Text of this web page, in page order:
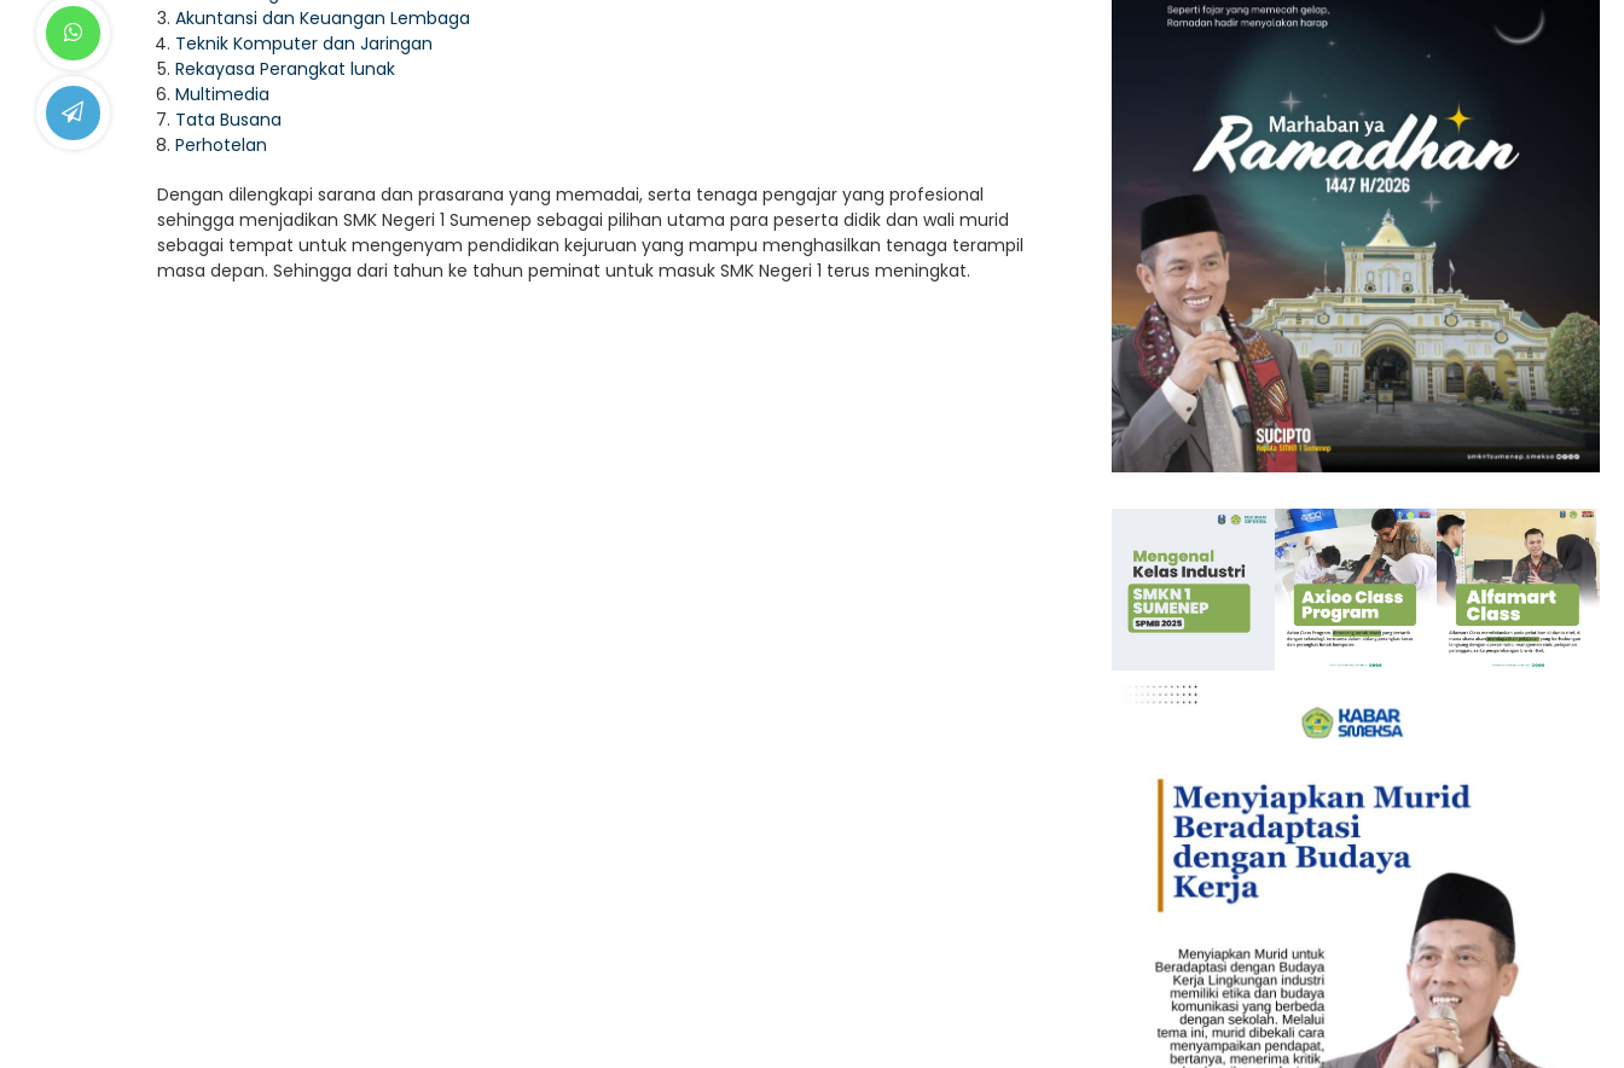
Akuntansi dan Keuangan Lembaga
Teknik Komputer dan Jaringan
Rekayasa Perangkat lunak
Multimedia
Tata Busana
Perhotelan
Dengan dilengkapi sarana dan prasarana yang memadai, serta tenaga pengajar yang profesional
sehingga menjadikan SMK Negeri 1 Sumenep sebagai pilihan utama para peserta didik dan wali murid
sebagai tempat untuk mengenyam pendidikan kejuruan yang mampu menghasilkan tenaga terampil
masa depan. Sehingga dari tahun ke tahun peminat untuk masuk SMK Negeri 1 terus meningkat.